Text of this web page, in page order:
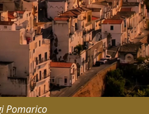
Pomarico